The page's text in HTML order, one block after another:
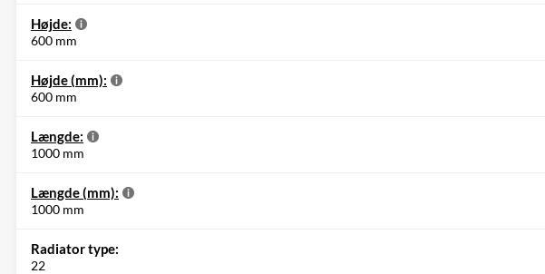
Højde:
600 mm
Højde (mm):
600 mm
Længde:
1000 mm
Længde (mm):
1000 mm
Radiator type:
22